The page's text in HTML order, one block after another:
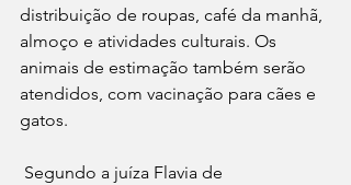
distribuição de roupas, café da manhã,
almoço e atividades culturais. Os
animais de estimação também serão
atendidos, com vacinação para cães e
gatos.
Segundo a juíza Flavia de